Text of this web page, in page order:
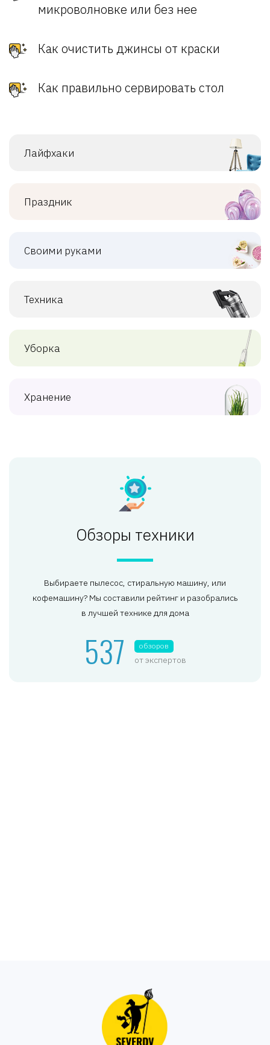
микроволновке или без нее
Как очистить джинсы от краски
Как правильно сервировать стол
Лайфхаки
Праздник
Своими руками
Техника
Уборка
Хранение
Обзоры техники
Выбираете пылесос, стиральную машину, или
кофемашину? Мы составили рейтинг и разобрались
в лучшей технике для дома
537 обзоров
от экспертов